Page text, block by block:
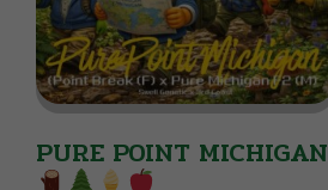
PURE POINT MICHIGAN